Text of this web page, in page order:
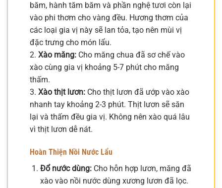
băm, hành tăm băm và phần nghệ tươi còn lại
vào phi thơm cho vàng đều. Hương thơm của
các loại gia vị này sẽ lan tỏa, tạo nên mùi vị
đặc trưng cho món lẩu.
2. Xào măng: Cho măng chua đã sơ chế vào
xào cùng gia vị khoảng 5-7 phút cho măng
thấm.
3. Xào thịt lươn: Cho thịt lươn đã ướp vào xào
nhanh tay khoảng 2-3 phút. Thịt lươn sẽ săn
lại và thấm đều gia vị. Không nên xào quá lâu
vì thịt lươn dễ nát.
Hoàn Thiện Nồi Nước Lẩu
Đổ nước dùng:Cho hỗn hợp lươn, măng đã
xào vào nồi nước dùng xương lươn đã lọc.